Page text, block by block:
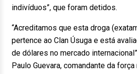
indivíduos”, que foram detidos.
“Acreditamos que esta droga
pertence ao Clan Úsuga e está
de dólares no mercado
Paulo Guevara, comandante da